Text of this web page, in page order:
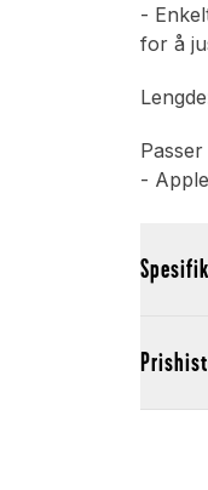
-
for å
Passer
-